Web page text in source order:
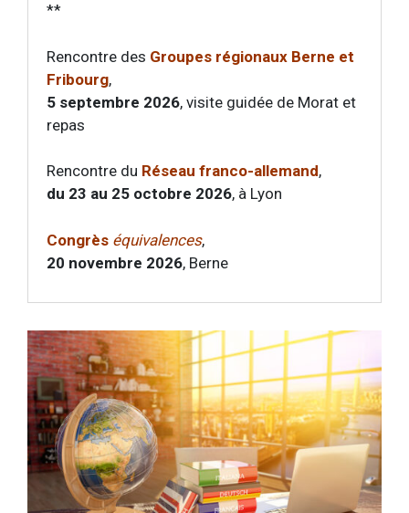
**
Rencontre des Groupes régionaux Berne et
Fribourg,
5 septembre 2026, visite guidée de Morat et
repas
Rencontre du Réseau franco-allemand,
du 23 au 25 octobre 2026, à Lyon
Congrès équivalences,
20 novembre 2026, Berne